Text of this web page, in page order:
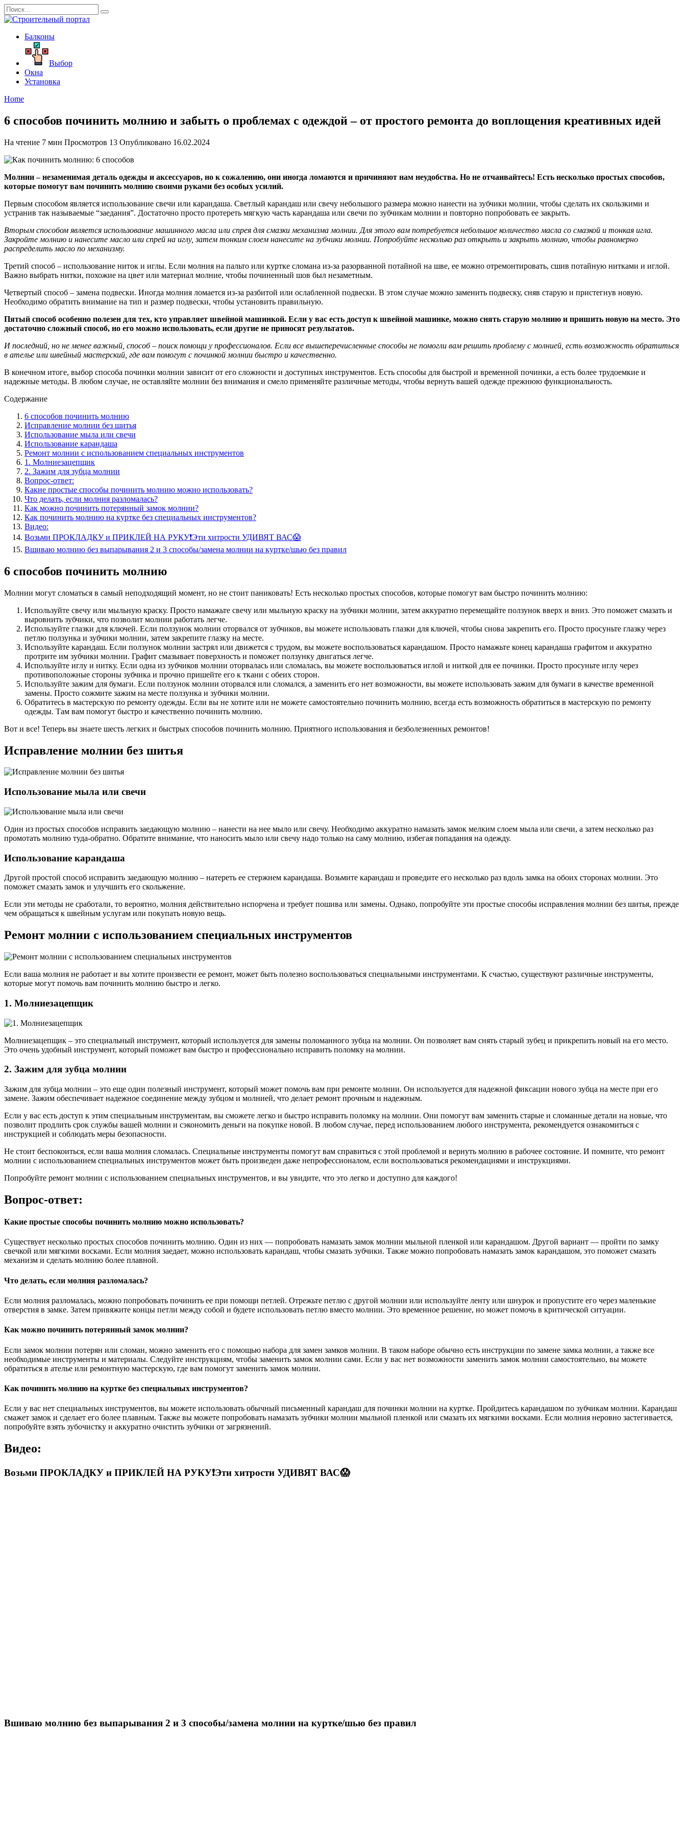
Перейти
к
содержанию
Search
for:
Балконы
Выбор
Окна
Установка
Home
6 способов починить молнию и забыть о проблемах с одеждой – от простого ремонта до воплощения креативных идей
На чтение 7 мин Просмотров 13 Опубликовано 16.02.2024
Молнии – незаменимая деталь одежды и аксессуаров, но к сожалению, они иногда ломаются и причиняют нам неудобства. Но не отчаивайтесь! Есть несколько простых способов,
которые помогут вам починить молнию своими руками без особых усилий.
Первым способом является использование свечи или карандаша. Светлый карандаш или свечу небольшого размера можно нанести на зубчики молнии, чтобы сделать их скользкими и
устранив так называемые “заедания”. Достаточно просто протереть мягкую часть карандаша или свечи по зубчикам молнии и повторно попробовать ее закрыть.
Вторым способом является использование машинного масла или спрея для смазки механизма молнии. Для этого вам потребуется небольшое количество масла со смазкой и тонкая игла.
Закройте молнию и нанесите масло или спрей на иглу, затем тонким слоем нанесите на зубчики молнии. Попробуйте несколько раз открыть и закрыть молнию, чтобы равномерно
распределить масло по механизму.
Третий способ – использование ниток и иглы. Если молния на пальто или куртке сломана из-за разорванной потайной на шве, ее можно отремонтировать, сшив потайную нитками и иглой.
Важно выбрать нитки, похожие на цвет или материал молние, чтобы починенный шов был незаметным.
Четвертый способ – замена подвески. Иногда молния ломается из-за разбитой или ослабленной подвески. В этом случае можно заменить подвеску, сняв старую и пристегнув новую.
Необходимо обратить внимание на тип и размер подвески, чтобы установить правильную.
Пятый способ особенно полезен для тех, кто управляет швейной машинкой. Если у вас есть доступ к швейной машинке, можно снять старую молнию и пришить новую на место. Это
достаточно сложный способ, но его можно использовать, если другие не приносят результатов.
И последний, но не менее важный, способ – поиск помощи у профессионалов. Если все вышеперечисленные способы не помогли вам решить проблему с молнией, есть возможность обратиться
в ателье или швейный мастерский, где вам помогут с починкой молнии быстро и качественно.
В конечном итоге, выбор способа починки молнии зависит от его сложности и доступных инструментов. Есть способы для быстрой и временной починки, а есть более трудоемкие и
надежные методы. В любом случае, не оставляйте молнии без внимания и смело применяйте различные методы, чтобы вернуть вашей одежде прежнюю функциональность.
Содержание
6 способов починить молнию
Исправление молнии без шитья
Использование мыла или свечи
Использование карандаша
Ремонт молнии с использованием специальных инструментов
1. Молниезацепщик
2. Зажим для зубца молнии
Вопрос-ответ:
Какие простые способы починить молнию можно использовать?
Что делать, если молния разломалась?
Как можно починить потерянный замок молнии?
Как починить молнию на куртке без специальных инструментов?
Видео:
Возьми ПРОКЛАДКУ и ПРИКЛЕЙ НА РУКУ❗Эти хитрости УДИВЯТ ВАС😱
Вшиваю молнию без выпарывания 2 и 3 способы/замена молнии на куртке/шью без правил
6 способов починить молнию
Молнии могут сломаться в самый неподходящий момент, но не стоит паниковать! Есть несколько простых способов, которые помогут вам быстро починить молнию:
Используйте свечу или мыльную краску. Просто намажьте свечу или мыльную краску на зубчики молнии, затем аккуратно перемещайте ползунок вверх и вниз. Это поможет смазать и
выровнить зубчики, что позволит молнии работать легче.
Используйте глазки для ключей. Если ползунок молнии оторвался от зубчиков, вы можете использовать глазки для ключей, чтобы снова закрепить его. Просто просуньте глазку через
петлю ползунка и зубчики молнии, затем закрепите глазку на месте.
Используйте карандаш. Если ползунок молнии застрял или движется с трудом, вы можете воспользоваться карандашом. Просто намажьте конец карандаша графитом и аккуратно
протрите им зубчики молнии. Графит смазывает поверхность и поможет ползунку двигаться легче.
Используйте иглу и нитку. Если одна из зубчиков молнии оторвалась или сломалась, вы можете воспользоваться иглой и ниткой для ее починки. Просто просуньте иглу через
противоположные стороны зубчика и прочно пришейте его к ткани с обеих сторон.
Используйте зажим для бумаги. Если ползунок молнии оторвался или сломался, а заменить его нет возможности, вы можете использовать зажим для бумаги в качестве временной
замены. Просто сожмите зажим на месте ползунка и зубчики молнии.
Обратитесь в мастерскую по ремонту одежды. Если вы не хотите или не можете самостоятельно починить молнию, всегда есть возможность обратиться в мастерскую по ремонту
одежды. Там вам помогут быстро и качественно починить молнию.
Вот и все! Теперь вы знаете шесть легких и быстрых способов починить молнию. Приятного использования и безболезненных ремонтов!
Исправление молнии без шитья
Использование мыла или свечи
Один из простых способов исправить заедающую молнию – нанести на нее мыло или свечу. Необходимо аккуратно намазать замок мелким слоем мыла или свечи, а затем несколько раз
промотать молнию туда-обратно. Обратите внимание, что наносить мыло или свечу надо только на саму молнию, избегая попадания на одежду.
Использование карандаша
Другой простой способ исправить заедающую молнию – натереть ее стержнем карандаша. Возьмите карандаш и проведите его несколько раз вдоль замка на обоих сторонах молнии. Это
поможет смазать замок и улучшить его скольжение.
Если эти методы не сработали, то вероятно, молния действительно испорчена и требует пошива или замены. Однако, попробуйте эти простые способы исправления молнии без шитья, прежде
чем обращаться к швейным услугам или покупать новую вещь.
Ремонт молнии с использованием специальных инструментов
Если ваша молния не работает и вы хотите произвести ее ремонт, может быть полезно воспользоваться специальными инструментами. К счастью, существуют различные инструменты,
которые могут помочь вам починить молнию быстро и легко.
1. Молниезацепщик
Молниезацепщик – это специальный инструмент, который используется для замены поломанного зубца на молнии. Он позволяет вам снять старый зубец и прикрепить новый на его место.
Это очень удобный инструмент, который поможет вам быстро и профессионально исправить поломку на молнии.
2. Зажим для зубца молнии
Зажим для зубца молнии – это еще один полезный инструмент, который может помочь вам при ремонте молнии. Он используется для надежной фиксации нового зубца на месте при его
замене. Зажим обеспечивает надежное соединение между зубцом и молнией, что делает ремонт прочным и надежным.
Если у вас есть доступ к этим специальным инструментам, вы сможете легко и быстро исправить поломку на молнии. Они помогут вам заменить старые и сломанные детали на новые, что
позволит продлить срок службы вашей молнии и сэкономить деньги на покупке новой. В любом случае, перед использованием любого инструмента, рекомендуется ознакомиться с
инструкцией и соблюдать меры безопасности.
Не стоит беспокоиться, если ваша молния сломалась. Специальные инструменты помогут вам справиться с этой проблемой и вернуть молнию в рабочее состояние. И помните, что ремонт
молнии с использованием специальных инструментов может быть произведен даже непрофессионалом, если воспользоваться рекомендациями и инструкциями.
Попробуйте ремонт молнии с использованием специальных инструментов, и вы увидите, что это легко и доступно для каждого!
Вопрос-ответ:
Какие простые способы починить молнию можно использовать?
Существует несколько простых способов починить молнию. Один из них — попробовать намазать замок молнии мыльной пленкой или карандашом. Другой вариант — пройти по замку
свечкой или мягкими восками. Если молния заедает, можно использовать карандаш, чтобы смазать зубчики. Также можно попробовать намазать замок карандашом, это поможет смазать
механизм и сделать молнию более плавной.
Что делать, если молния разломалась?
Если молния разломалась, можно попробовать починить ее при помощи петлей. Отрежьте петлю с другой молнии или используйте ленту или шнурок и пропустите его через маленькие
отверстия в замке. Затем привяжите концы петли между собой и будете использовать петлю вместо молнии. Это временное решение, но может помочь в критической ситуации.
Как можно починить потерянный замок молнии?
Если замок молнии потерян или сломан, можно заменить его с помощью набора для замен замков молнии. В таком наборе обычно есть инструкции по замене замка молнии, а также все
необходимые инструменты и материалы. Следуйте инструкциям, чтобы заменить замок молнии сами. Если у вас нет возможности заменить замок молнии самостоятельно, вы можете
обратиться в ателье или ремонтную мастерскую, где вам помогут заменить замок молнии.
Как починить молнию на куртке без специальных инструментов?
Если у вас нет специальных инструментов, вы можете использовать обычный письменный карандаш для починки молнии на куртке. Пройдитесь карандашом по зубчикам молнии. Карандаш
смажет замок и сделает его более плавным. Также вы можете попробовать намазать зубчики молнии мыльной пленкой или смазать их мягкими восками. Если молния неровно застегивается,
попробуйте взять зубочистку и аккуратно очистить зубчики от загрязнений.
Видео:
Возьми ПРОКЛАДКУ и ПРИКЛЕЙ НА РУКУ❗Эти хитрости УДИВЯТ ВАС😱
Вшиваю молнию без выпарывания 2 и 3 способы/замена молнии на куртке/шью без правил